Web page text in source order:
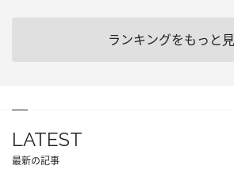
ランキングをもっと
LATEST
最新の記事